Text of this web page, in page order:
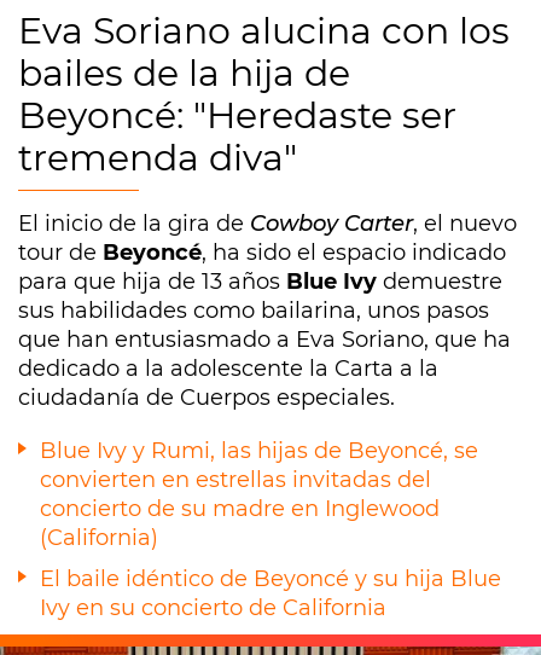
Eva Soriano alucina con los
bailes de la hija de
Beyoncé: "Heredaste ser
tremenda diva"
El inicio de la gira de Cowboy Carter, el nuevo
tour de Beyoncé, ha sido el espacio indicado
para que hija de 13 años Blue Ivy demuestre
sus habilidades como bailarina, unos pasos
que han entusiasmado a Eva Soriano, que ha
dedicado a la adolescente la Carta a la
ciudadanía de Cuerpos especiales.
Blue Ivy y Rumi, las hijas de Beyoncé, se
convierten en estrellas invitadas del
concierto de su madre en Inglewood
(California)
El baile idéntico de Beyoncé y su hija Blue
Ivy en su concierto de California